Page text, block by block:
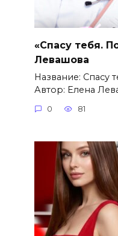
«Спасу тебя.
Левашова
Название: Спасу
Автор: Елена
0 81